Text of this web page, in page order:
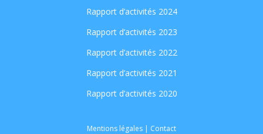
Rapport d’activités 2024
Rapport d’activités 2023
Rapport d’activités 2022
Rapport d’activités 2021
Rapport d’activités 2020
Mentions légales | Contact